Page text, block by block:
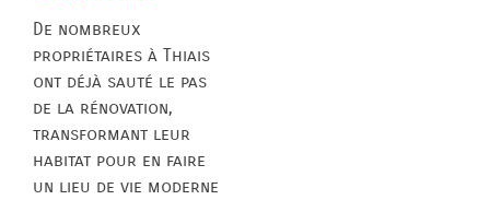
De nombreux
propriétaires à Thiais
ont déjà sauté le pas
de la rénovation,
transformant leur
habitat pour en faire
un lieu de vie moderne